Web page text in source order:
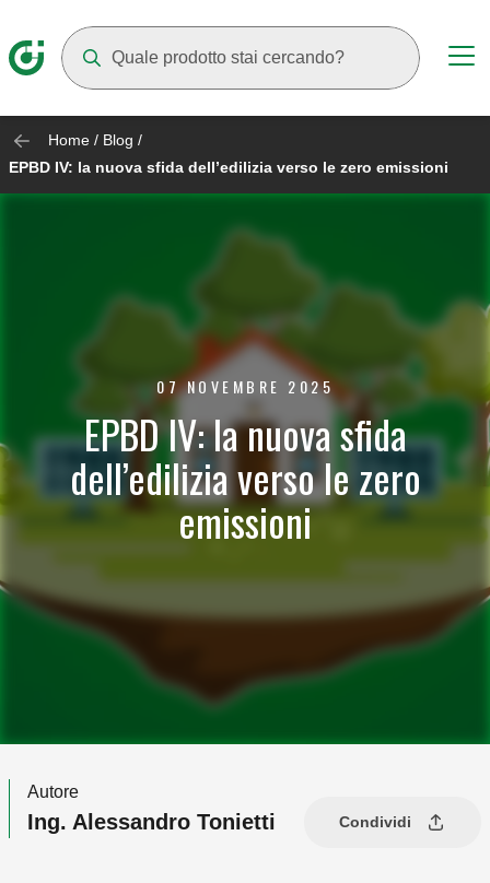
Home / Blog /
EPBD IV: la nuova sfida dell’edilizia verso le zero emissioni
07 NOVEMBRE 2025
EPBD IV: la nuova sfida
dell’edilizia verso le zero
emissioni
Autore
Ing. Alessandro Tonietti Condividi